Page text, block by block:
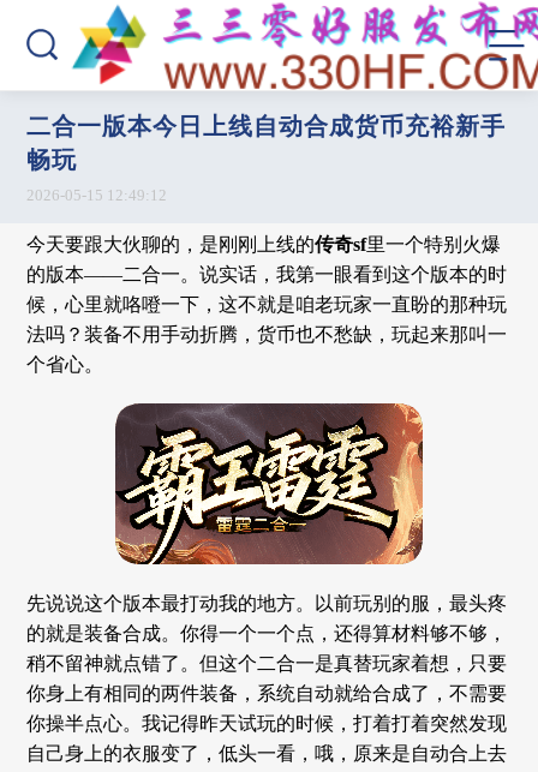
二合一版本今日上线自动合成货币充裕新手
畅玩
2026-05-15 12:49:12
今天要跟大伙聊的，是刚刚上线的传奇sf里一个特别火爆
的版本——二合一。说实话，我第一眼看到这个版本的时
候，心里就咯噔一下，这不就是咱老玩家一直盼的那种玩
法吗？装备不用手动折腾，货币也不愁缺，玩起来那叫一
个省心。
先说说这个版本最打动我的地方。以前玩别的服，最头疼
的就是装备合成。你得一个一个点，还得算材料够不够，
稍不留神就点错了。但这个二合一是真替玩家着想，只要
你身上有相同的两件装备，系统自动就给合成了，不需要
你操半点心。我记得昨天试玩的时候，打着打着突然发现
自己身上的衣服变了，低头一看，哦，原来是自动合上去